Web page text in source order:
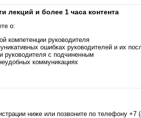
лекций и более 1 часа контента
о:
компетенции руководителя
ошибках руководителей и их
руководителя с подчиненным
коммуникациях
ниже или позвоните по телефону +7